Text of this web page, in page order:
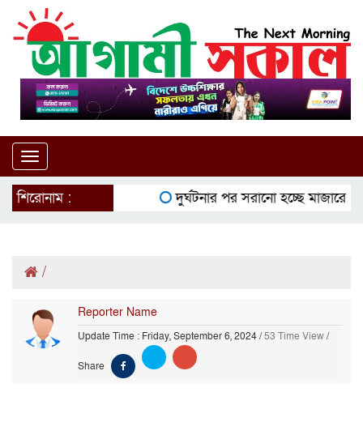
Toggle
navigation
শিরোনাম :
দুর্ঘটনার পর সরানো হচ্ছে মাজারের
/
Reporter Name
Update Time : Friday, September 6, 2024/53 Time View/
Share